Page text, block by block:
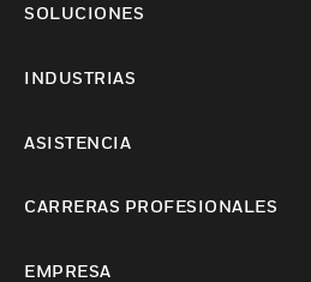
SOLUCIONES
INDUSTRIAS
ASISTENCIA
CARRERAS PROFESIONALES
EMPRESA